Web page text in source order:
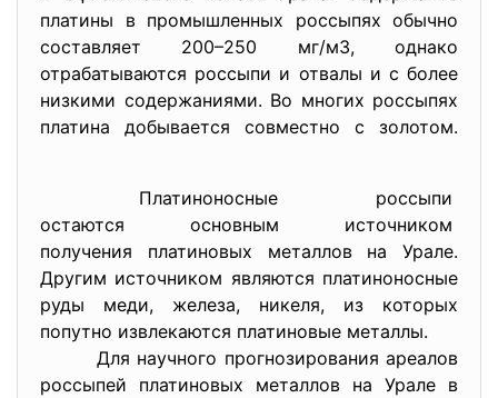
платины в промышленных россыпях обычно
составляет 200–250 мг/м3, однако
отрабатываются россыпи и отвалы и с более
низкими содержаниями. Во многих россыпях
платина добывается совместно с золотом.
Платиноносные россыпи
остаются основным источником
получения платиновых металлов на Урале.
Другим источником являются платиноносные
руды меди, железа, никеля, из которых
попутно извлекаются платиновые металлы.
Для научного прогнозирования ареалов
россыпей платиновых металлов на Урале в